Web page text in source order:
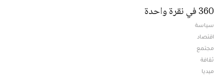
360 في نقرة واحدة
سياسة
اقتصاد
مجتمع
ثقافة
ميديا